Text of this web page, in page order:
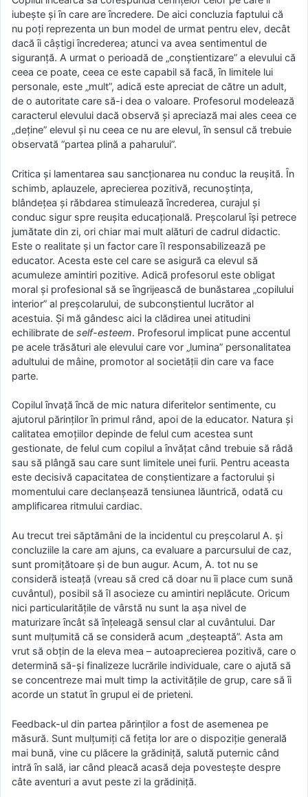
iubeşte şi ȋn care are ȋncredere. De aici concluzia faptului că
nu poţi reprezenta un bun model de urmat pentru elev, decât
dacă ȋi câştigi ȋncrederea; atunci va avea sentimentul de
siguranţă. A urmat o perioadă de „conştientizare” a elevului că
ceea ce poate, ceea ce este capabil să facă, ȋn limitele lui
personale, este „mult”, adică este apreciat de către un adult,
de o autoritate care să-i dea o valoare. Profesorul modelează
caracterul elevului dacă observă şi apreciază mai ales ceea ce
„deţine” elevul şi nu ceea ce nu are elevul, ȋn sensul că trebuie
observată ”partea plină a paharului”.
Critica şi lamentarea sau sancţionarea nu conduc la reuşită. Ȋn
schimb, aplauzele, aprecierea pozitivă, recunoştinţa,
blândeţea şi răbdarea stimulează ȋncrederea, curajul şi
conduc sigur spre reuşita educaţională. Preşcolarul ȋşi petrece
jumătate din zi, ori chiar mai mult alături de cadrul didactic.
Este o realitate şi un factor care ȋl responsabilizează pe
educator. Acesta este cel care se asigură ca elevul să
acumuleze amintiri pozitive. Adică profesorul este obligat
moral şi profesional să se ȋngrijească de bunăstarea „copilului
interior” al preşcolarului, de subconştientul lucrător al
acestuia. Şi mă gândesc aici la clădirea unei atitudini
echilibrate de self-esteem. Profesorul implicat pune accentul
pe acele trăsături ale elevului care vor „lumina” personalitatea
adultului de mâine, promotor al societăţii din care va face
parte.
Copilul ȋnvaţă ȋncă de mic natura diferitelor sentimente, cu
ajutorul părinţilor ȋn primul rând, apoi de la educator. Natura şi
calitatea emoţiilor depinde de felul cum acestea sunt
gestionate, de felul cum copilul a ȋnvăţat când trebuie să râdă
sau să plângă sau care sunt limitele unei furii. Pentru aceasta
este decisivă capacitatea de conştientizare a factorului şi
momentului care declanşează tensiunea lăuntrică, odată cu
amplificarea ritmului cardiac.
Au trecut trei săptămâni de la incidentul cu preşcolarul A. şi
concluziile la care am ajuns, ca evaluare a parcursului de caz,
sunt promiţătoare şi de bun augur. Acum, A. tot nu se
consideră isteaţă (vreau să cred că doar nu ȋi place cum sună
cuvântul), posibil să ȋl asocieze cu amintiri neplăcute. Oricum
nici particularităţile de vârstă nu sunt la aşa nivel de
maturizare ȋncât să ȋnţeleagă sensul clar al cuvântului. Dar
sunt mulţumită că se consideră acum „deşteaptă”. Asta am
vrut să obţin de la eleva mea – autoaprecierea pozitivă, care o
determină să-şi finalizeze lucrările individuale, care o ajută să
se concentreze mai mult timp la activităţile de grup, care să ȋi
acorde un statut ȋn grupul ei de prieteni.
Feedback-ul din partea părinţilor a fost de asemenea pe
măsură. Sunt mulţumiţi că fetiţa lor are o dispoziţie generală
mai bună, vine cu plăcere la grădiniţă, salută puternic când
intră ȋn sală, iar când pleacă acasă deja povesteşte despre
câte aventuri a avut peste zi la grădiniţă.